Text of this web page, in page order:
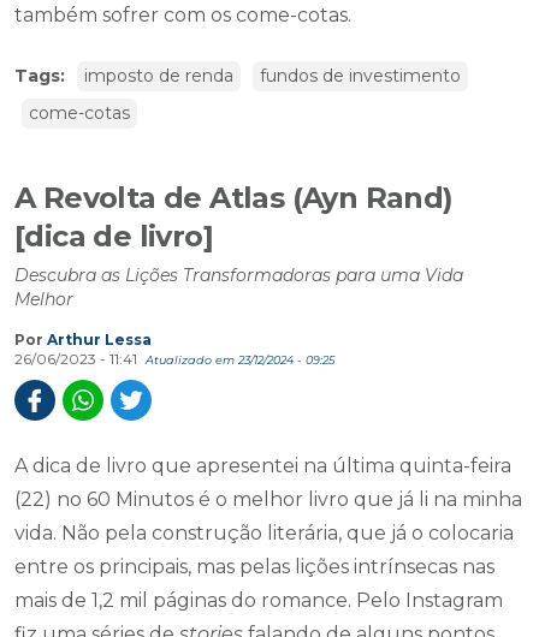
também sofrer com os come-cotas.
Tags: imposto de renda
fundos de investimento
come-cotas
A Revolta de Atlas (Ayn Rand)
[dica de livro]
Descubra as Lições Transformadoras para uma Vida
Melhor
Por Arthur Lessa
26/06/2023 - 11:41
Atualizado em 23/12/2024 - 09:25
A dica de livro que apresentei na última quinta-feira
(22) no 60 Minutos é o melhor livro que já li na minha
vida. Não pela construção literária, que já o colocaria
entre os principais, mas pelas lições intrínsecas nas
mais de 1,2 mil páginas do romance. Pelo Instagram